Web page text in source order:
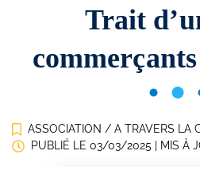
Trait
ASSOCIATION / A TRAVERS LA
PUBLIÉ LE 03/03/2025 | MIS À